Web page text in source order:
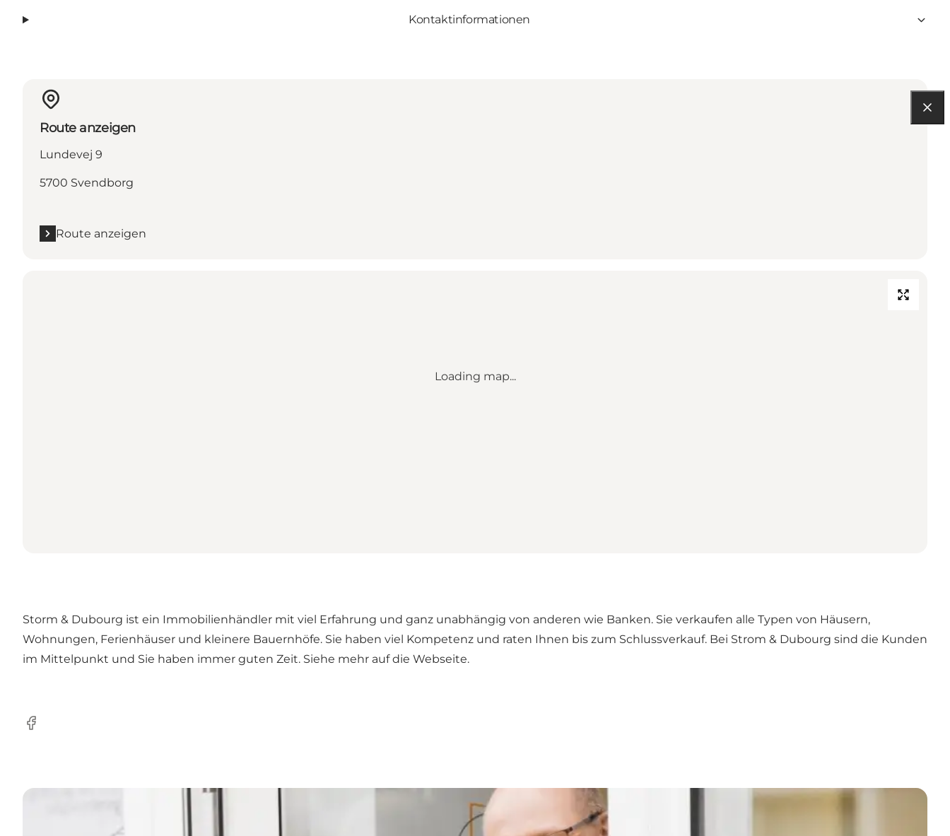
Kontaktinformationen
Route anzeigen
Lundevej 9
5700 Svendborg
Route anzeigen
Loading map...
Storm & Dubourg ist ein Immobilienhändler mit viel Erfahrung und ganz unabhängig von anderen wie Banken. Sie verkaufen alle Typen von Häusern,
Wohnungen, Ferienhäuser und kleinere Bauernhöfe. Sie haben viel Kompetenz und raten Ihnen bis zum Schlussverkauf. Bei Strom & Dubourg sind die Kunden
im Mittelpunkt und Sie haben immer guten Zeit. Siehe mehr auf die Webseite.
Facebook